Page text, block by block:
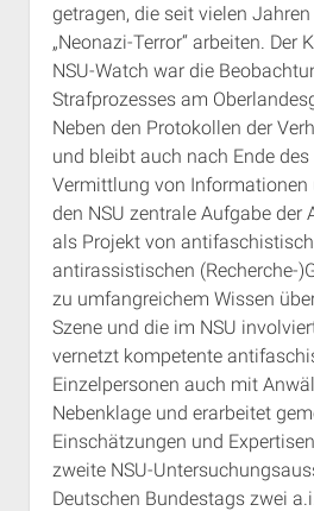
getragen, die seit vielen
„Neonazi-Terror“ arbeiten. Der
NSU-Watch war die
Strafprozesses am
Neben den Protokollen der
und bleibt auch nach Ende des
Vermittlung von Informationen
den NSU zentrale Aufgabe der
als Projekt von
antirassistischen (Recherche-
zu umfangreichem Wissen
Szene und die im NSU
vernetzt kompetente
Einzelpersonen auch mit
Nebenklage und erarbeitet
Einschätzungen und
zweite NSU-
Deutschen Bundestags zwei